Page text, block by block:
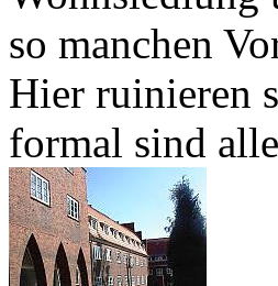
so manchen
Hier ruinieren
formal sind